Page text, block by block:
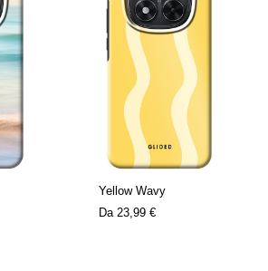
Yellow Wavy
Da 23,99 €